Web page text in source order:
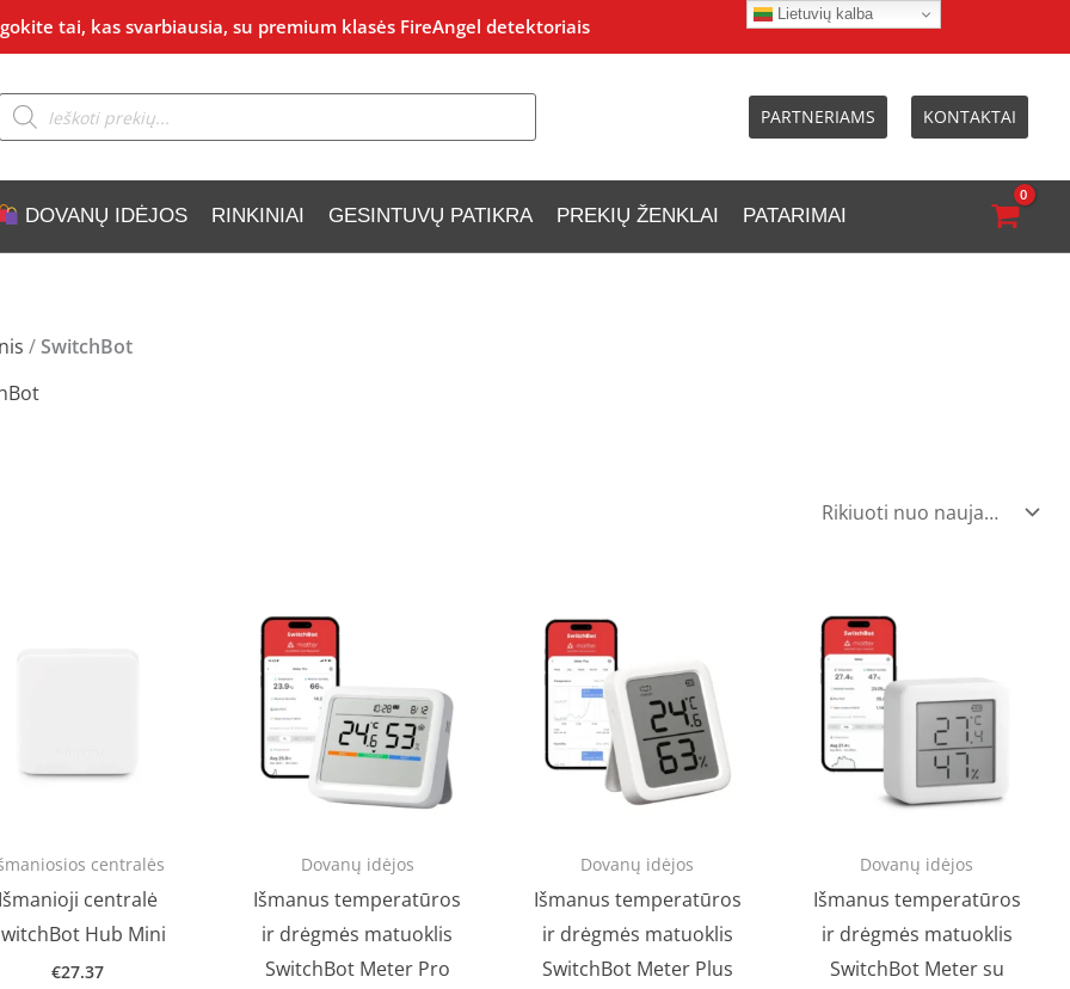
tai, kas svarbiausia, su premium klasės FireAngel detektoriais
PARTNERIAMS KONTAKTAI
DOVANŲ IDĖJOS RINKINIAI GESINTUVŲ PATIKRA PREKIŲ ŽENKLAI PATARIMAI
/SwitchBot
centralės
centralė
Hub Mini
€27.37
Dovanų idėjos
Išmanus temperatūros
ir drėgmės matuoklis
SwitchBot Meter Pro
Dovanų idėjos
Išmanus temperatūros
ir drėgmės matuoklis
SwitchBot Meter Plus
Dovanų idėjos
Išmanus temperatūros
ir drėgmės matuoklis
SwitchBot Meter su
Lietuvių kalba